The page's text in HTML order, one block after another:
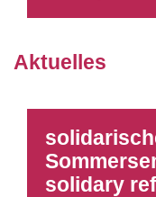
Aktuelles
solidary